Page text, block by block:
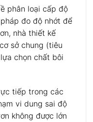
phân loại cấp độ
đo độ nhớt để
nhà thiết kế
sở chung (tiêu
chọn chất bôi
tiếp trong các
vi dung sai độ
không được lớn